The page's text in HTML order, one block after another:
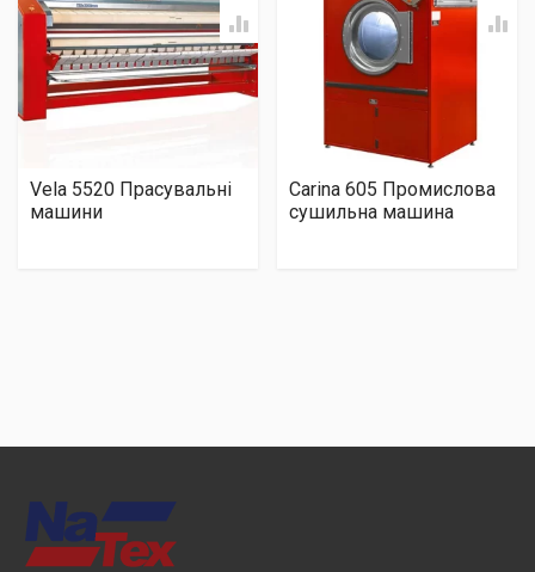
Vela 5520 Прасувальні
машини
Carina 605 Промислова
сушильна машина